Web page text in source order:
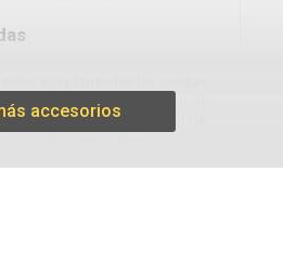
fácilmente el medidor de
en un medidor de perfil de
accesorios